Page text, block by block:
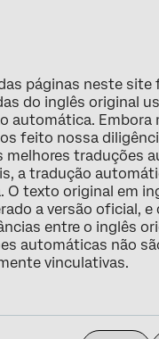
páginas neste site
do inglês original
automática. Embora
feito nossa
melhores traduções
a tradução
O texto original em
a versão oficial, e
entre o inglês
automáticas não
vinculativas.